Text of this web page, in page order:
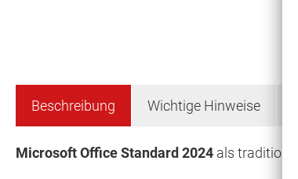
Beschreibung Wichtige Hinweise
Microsoft Office Standard 2024 als